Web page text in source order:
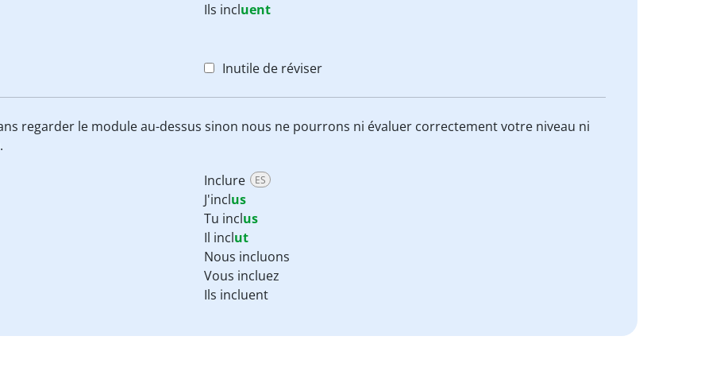
Ils incluent
Inutile de réviser
regarder le module au-dessus sinon nous ne pourrons ni évaluer correctement votre niveau ni
Inclure ES
J'inclus
Tu inclus
Il inclut
Nous incluons
Vous incluez
Ils incluent